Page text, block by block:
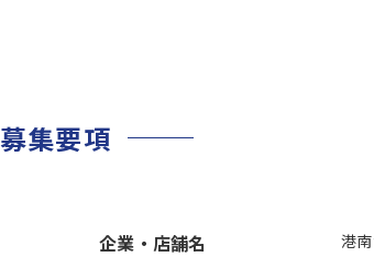
募集要項
企業・店舗名 港